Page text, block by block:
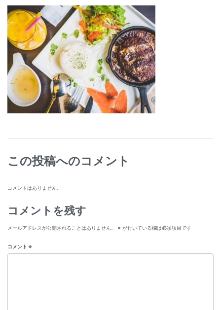
この投稿へのコメント
コメントはありません。
コメントを残す
メールアドレスが公開されることはありません。 ※ が付いている欄は必須項目です
コメント ※